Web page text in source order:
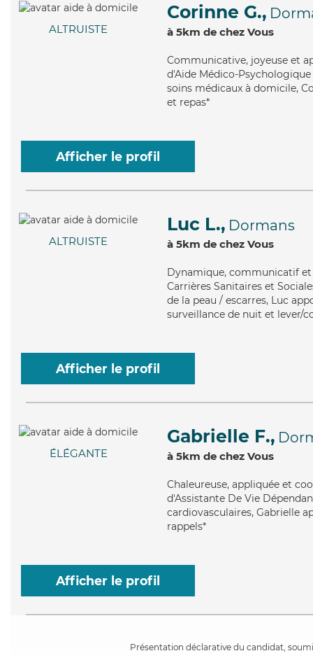
ALTRUISTE
Corinne G.,
à 5km de chez Vous
Communicative, joyeuse et
d'Aide Médico-
soins médicaux à domicile,
et repas*
Afficher le profil
ALTRUISTE
Luc L., Dormans
à 5km de chez Vous
Dynamique, communicatif et
Carrières Sanitaires et
de la peau / escarres, Luc
surveillance de nuit et lever/
Afficher le profil
ÉLÉGANTE
Gabrielle F.,
à 5km de chez Vous
Chaleureuse, appliquée et
d'Assistante De Vie
cardiovasculaires, Gabrielle
rappels*
Afficher le profil
Présentation déclarative du candidat,